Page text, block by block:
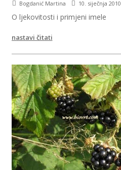
Bogdanić Martina 10. siječnja 2010.
O ljekovitosti i primjeni imele
nastavi čitati